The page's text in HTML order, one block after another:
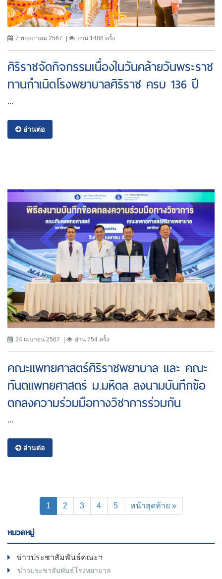
7 พฤษภาคม 2567 อ่าน 1486 ครั้ง
ศิริราชจัดกิจกรรมเนื่องในวันคล้ายวันพระราช
ทานกำเนิดโรงพยาบาลศิริราช ครบ 136 ปี
...
อ่านต่อ
24 เมษายน 2567 อ่าน 754 ครั้ง
คณะแพทยศาสตร์ศิริราชพยาบาล เเละ คณะ
ทันตแพทยศาสตร์ ม.มหิดล ลงนามบันทึกข้อ
ตกลงความร่วมมือทางวิชาการร่วมกัน
...
อ่านต่อ
1 (current)
2 3 4 5 หน้าสุดท้าย »
หมวดหมู่
ข่าวประชาสัมพันธ์คณะฯ
ข่าวประชาสัมพันธ์โรงพยาบาล